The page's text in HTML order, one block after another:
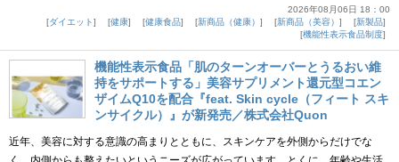
2026年08月06日 18：00
ダイエット
健康 健康食品 新商品（健康） 新商品（美容）
新製品
機能性表示食品制度
機能性表示食品「肌のターンオーバーとうるおい維
持をサポートする」美容サプリメント還元型コエン
ザイムQ10を配合『feat. Skin cycle（フィート スキ
ンサイクル）』が新発売／株式会社Quon
近年、美容に対する意識の高まりとともに、スキンケアを外側からだけでな